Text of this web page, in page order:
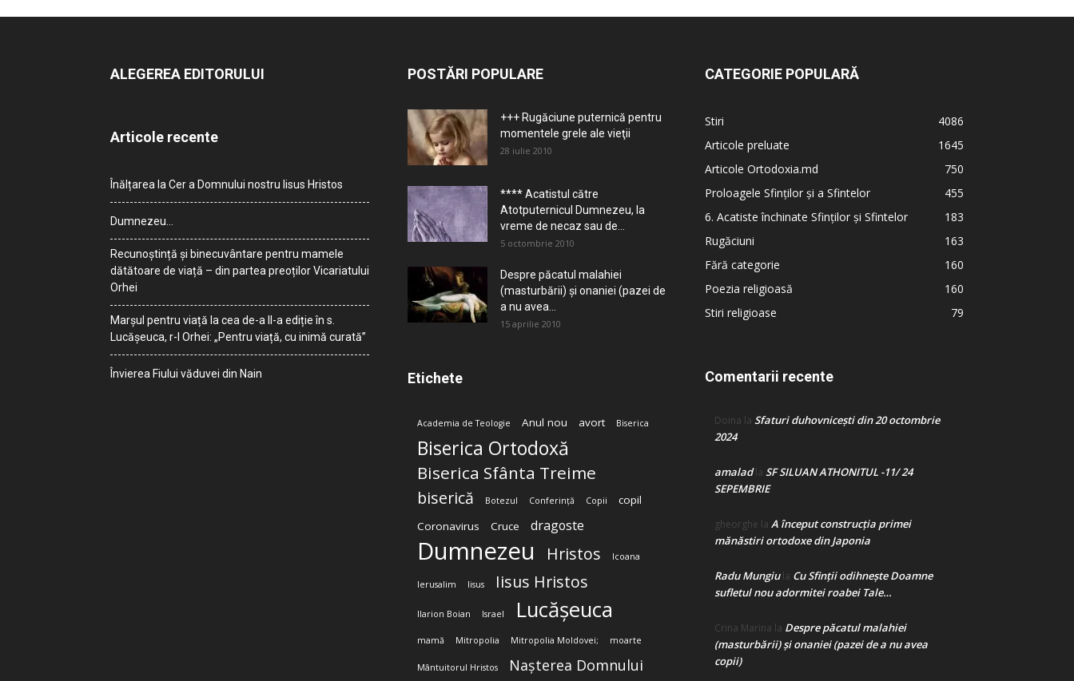
ALEGEREA EDITORULUI
Articole recente
Înălțarea la Cer a Domnului nostru Iisus Hristos
Dumnezeu…
Recunoștință și binecuvântare pentru mamele
dătătoare de viață – din partea preoților Vicariatului
Orhei
Marșul pentru viață la cea de-a II-a ediție în s.
Lucășeuca, r-l Orhei: „Pentru viață, cu inimă curată”
Învierea Fiului văduvei din Nain
POSTĂRI POPULARE
+++ Rugăciune puternică pentru
momentele grele ale vieţii
28 iulie 2010
**** Acatistul către
Atotputernicul Dumnezeu, la
vreme de necaz sau de...
5 octombrie 2010
Despre păcatul malahiei
(masturbării) şi onaniei (pazei de
a nu avea...
15 aprilie 2010
Etichete
Academia de Teologie Anul nou avort Biserica
Biserica Ortodoxă
Biserica Sfânta Treime
biserică Botezul Conferință Copii
copil
Coronavirus
Cruce dragoste
Dumnezeu Hristos Icoana
Ierusalim Iisus Iisus Hristos
Ilarion Boian Israel Lucășeuca
mamă Mitropolia Mitropolia Moldovei; moarte
Mântuitorul Hristos Nașterea Domnului
CATEGORIE POPULARĂ
Stiri
4086
Articole preluate
1645
Articole Ortodoxia.md
750
Proloagele Sfinților și a Sfintelor
455
6. Acatiste închinate Sfinților și Sfintelor
183
Rugăciuni
163
Fără categorie
160
Poezia religioasă
160
Stiri religioase
79
Comentarii recente
Doina la Sfaturi duhovnicești din 20 octombrie
2024
amaladla SF SILUAN ATHONITUL -11/ 24
SEPEMBRIE
gheorghe la A început construcţia primei
mănăstiri ortodoxe din Japonia
Radu Mungiula Cu Sfinții odihnește Doamne
sufletul nou adormitei roabei Tale…
Crina Marina la Despre păcatul malahiei
(masturbării) şi onaniei (pazei de a nu avea
copii)